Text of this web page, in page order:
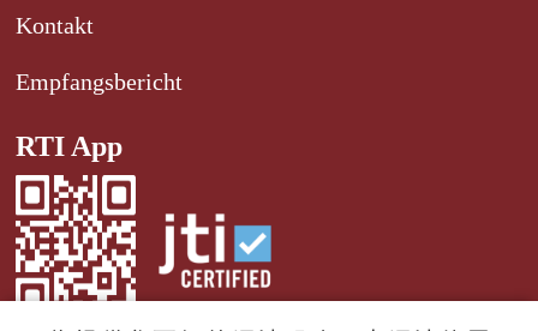
Kontakt
Empfangsbericht
RTI App